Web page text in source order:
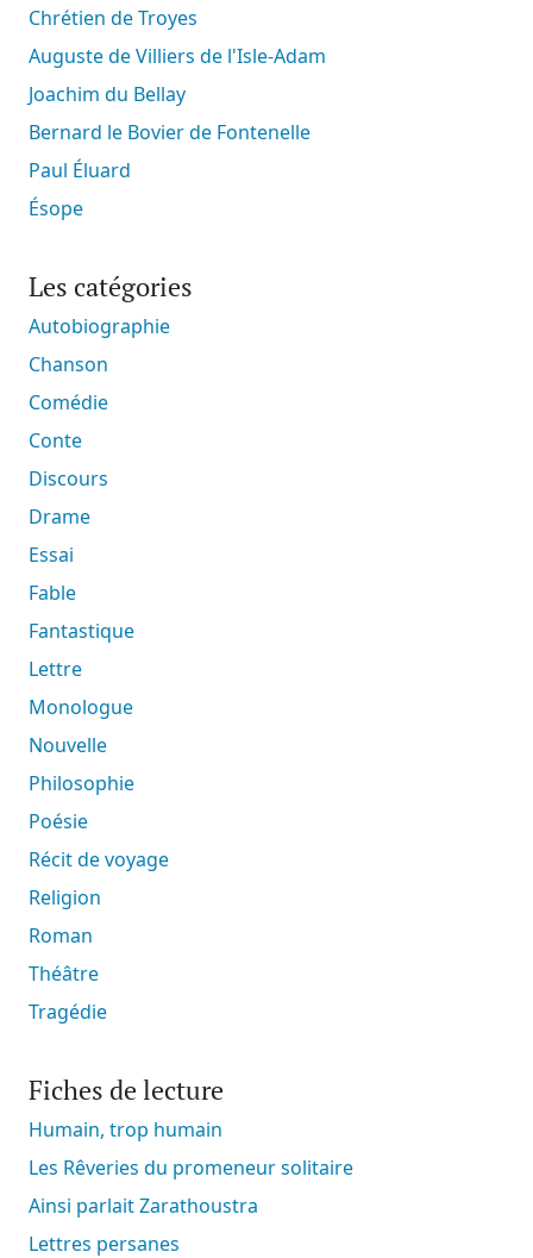
Chrétien de Troyes
Auguste de Villiers de l'Isle-Adam
Joachim du Bellay
Bernard le Bovier de Fontenelle
Paul Éluard
Ésope
Les catégories
Autobiographie
Chanson
Comédie
Conte
Discours
Drame
Essai
Fable
Fantastique
Lettre
Monologue
Nouvelle
Philosophie
Poésie
Récit de voyage
Religion
Roman
Théâtre
Tragédie
Fiches de lecture
Humain, trop humain
Les Rêveries du promeneur solitaire
Ainsi parlait Zarathoustra
Lettres persanes